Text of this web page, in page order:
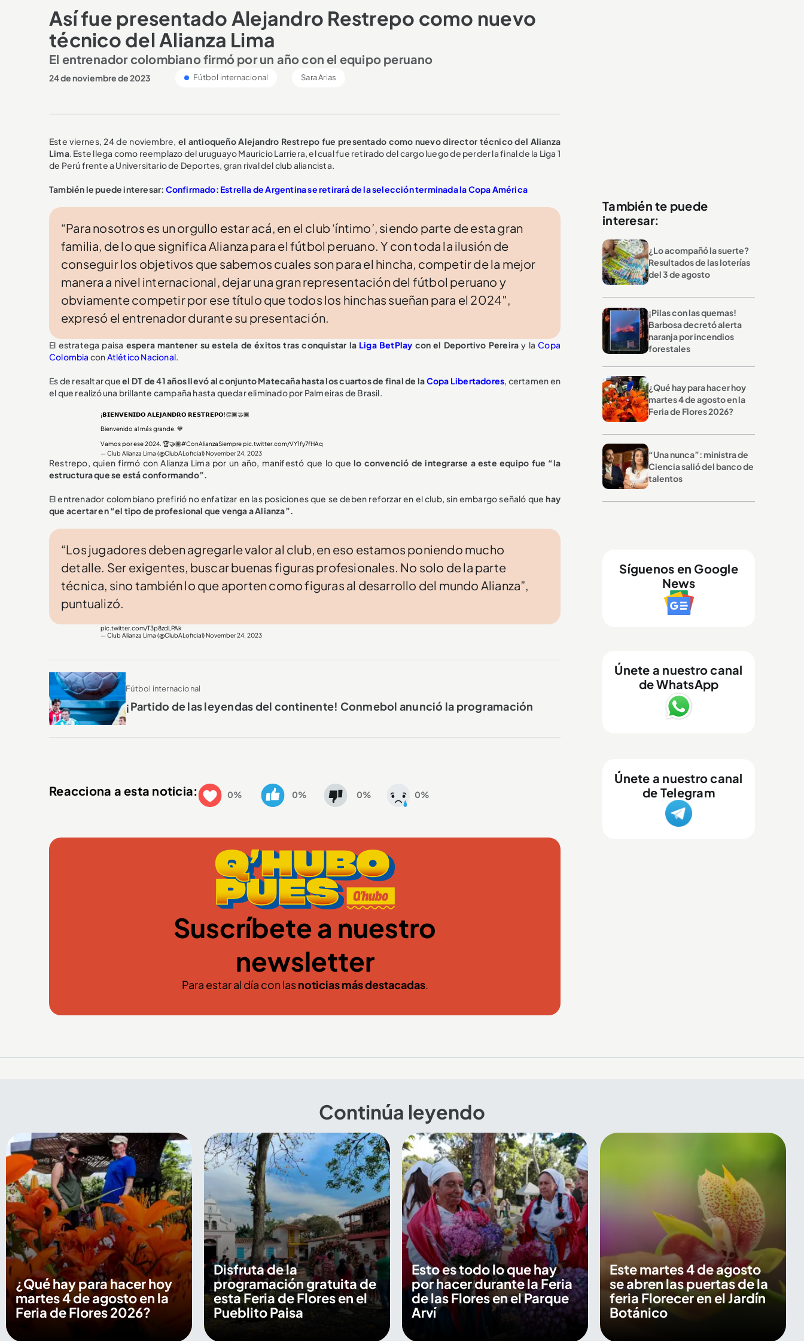
Así fue presentado Alejandro Restrepo como nuevo
técnico del Alianza Lima
El entrenador colombiano firmó por un año con el equipo peruano
24 de noviembre de 2023 Fútbol internacional Sara Arias
Este viernes, 24 de noviembre, el antioqueño Alejandro Restrepo fue presentado como nuevo director técnico del Alianza
Lima. Este llega como reemplazo del uruguayo Mauricio Larriera, el cual fue retirado del cargo luego de perder la final de la Liga 1
de Perú frente a Universitario de Deportes, gran rival del club aliancista.
También le puede interesar: Confirmado: Estrella de Argentina se retirará de la selección terminada la Copa América
“Para nosotros es un orgullo estar acá, en el club ‘íntimo’, siendo parte de esta gran
familia, de lo que significa Alianza para el fútbol peruano. Y con toda la ilusión de
conseguir los objetivos que sabemos cuales son para el hincha, competir de la mejor
manera a nivel internacional, dejar una gran representación del fútbol peruano y
obviamente competir por ese título que todos los hinchas sueñan para el 2024″,
expresó el entrenador durante su presentación.
El estratega paisa espera mantener su estela de éxitos tras conquistar la Liga BetPlay con el Deportivo Pereira y laCopa
Colombia conAtlético Nacional.
Es de resaltar queel DT de 41 años llevó al conjunto Matecaña hasta los cuartos de final de laCopa Libertadores, certamen en
el que realizó una brillante campaña hasta quedar eliminado por Palmeiras de Brasil.
¡𝗕𝗜𝗘𝗡𝗩𝗘𝗡𝗜𝗗𝗢 𝗔𝗟𝗘𝗝𝗔𝗡𝗗𝗥𝗢 𝗥𝗘𝗦𝗧𝗥𝗘𝗣𝗢!👏🏾🤝🏾
Bienvenido al más grande. 💙
Vamos por ese 2024. 🏆🤝🏾#ConAlianzaSiempre pic.twitter.com/VY1fy7fHAq
— Club Alianza Lima (@ClubALoficial)November 24, 2023
Restrepo, quien firmó con Alianza Lima por un año, manifestó que lo quelo convenció de integrarse a este equipo fue “la
estructura que se está conformando”.
El entrenador colombiano prefirió no enfatizar en las posiciones que se deben reforzar en el club, sin embargo señaló quehay
que acertar en “el tipo de profesional que venga a Alianza”.
“Los jugadores deben agregarle valor al club, en eso estamos poniendo mucho
detalle. Ser exigentes, buscar buenas figuras profesionales. No solo de la parte
técnica, sino también lo que aporten como figuras al desarrollo del mundo Alianza”,
puntualizó.
pic.twitter.com/T3p8zdLPAk
— Club Alianza Lima (@ClubALoficial)November 24, 2023
Fútbol internacional
¡Partido de las leyendas del continente! Conmebol anunció la programación
Reacciona a esta noticia: 0% 0% 0% 0%
Suscríbete a nuestro
newsletter
Para estar al día con lasnoticias más destacadas.
También te puede
interesar:
¿Lo acompañó la suerte?
Resultados de las loterías
del 3 de agosto
¡Pilas con las quemas!
Barbosa decretó alerta
naranja por incendios
forestales
¿Qué hay para hacer hoy
martes 4 de agosto en la
Feria de Flores 2026?
“Una nunca”: ministra de
Ciencia salió del banco de
talentos
Síguenos en Google
News
Únete a nuestro canal
de WhatsApp
Únete a nuestro canal
de Telegram
Continúa leyendo
¿Qué hay para hacer hoy
martes 4 de agosto en la
Feria de Flores 2026?
Disfruta de la
programación gratuita de
esta Feria de Flores en el
Pueblito Paisa
Esto es todo lo que hay
por hacer durante la Feria
de las Flores en el Parque
Arví
Este martes 4 de agosto
se abren las puertas de la
feria Florecer en el Jardín
Botánico